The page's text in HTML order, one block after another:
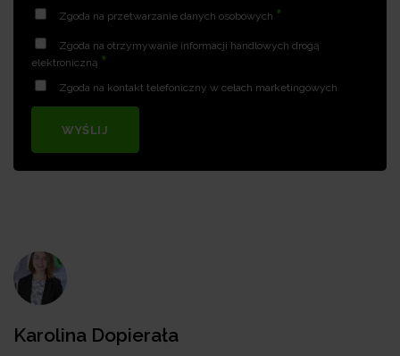
Zgoda na przetwarzanie danych osobowych *
Zgoda na otrzymywanie informacji handlowych drogą
elektroniczną *
Zgoda na kontakt telefoniczny w celach marketingowych
WYŚLIJ
Karolina Dopierała